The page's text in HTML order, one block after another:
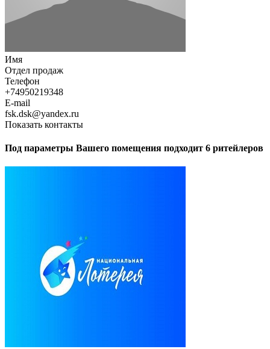
Имя
Отдел продаж
Телефон
+74950219348
E-mail
fsk.dsk@yandex.ru
Показать контакты
Под параметры Вашего помещения подходит 6 ритейлеров